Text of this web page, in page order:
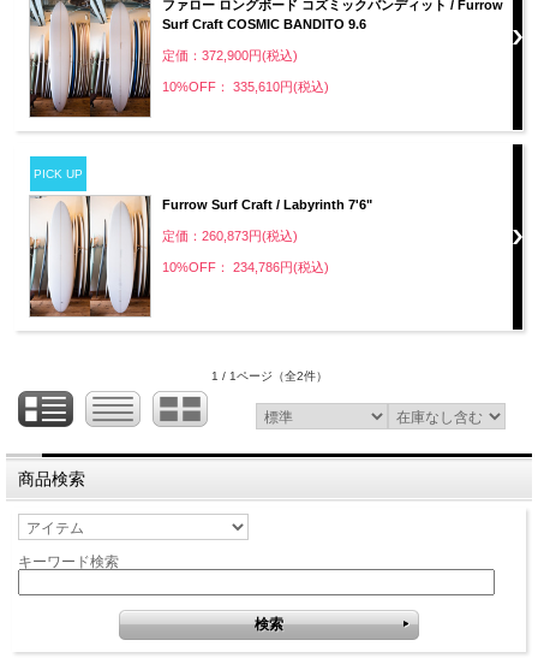
ファロー ロングボード コズミックバンディット / Furrow
Surf Craft COSMIC BANDITO 9.6
定価：372,900円(税込)
10%OFF： 335,610円(税込)
PICK UP
Furrow Surf Craft / Labyrinth 7'6"
定価：260,873円(税込)
10%OFF： 234,786円(税込)
1 / 1ページ （全2件）
商品検索
キーワード検索